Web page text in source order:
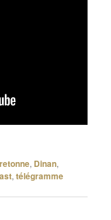
, Dinan,
,télégramme